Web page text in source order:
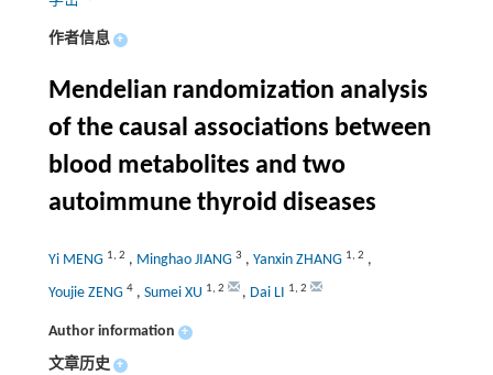
作者信息 +
Mendelian randomization analysis
of the causal associations between
blood metabolites and two
autoimmune thyroid diseases
Yi MENG 1, 2 , Minghao JIANG 3 , Yanxin ZHANG 1, 2 ,
Youjie ZENG 4, Sumei XU 1, 2 , Dai LI 1, 2
Author information +
文章历史 +